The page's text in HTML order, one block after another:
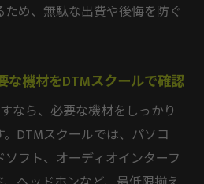
め、無駄な出費や後悔を防ぐ
な機材をDTMスクールで確認
なら、必要な機材をしっかり
DTMスクールでは、パソコ
ソフト、オーディオインターフ